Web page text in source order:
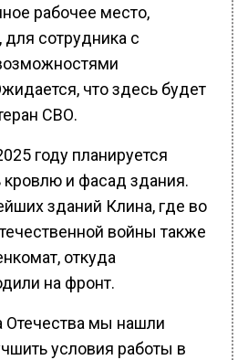
рабочее место,
для сотрудника с
что здесь будет
СВО.
году планируется
кровлю и фасад здания.
зданий Клина, где во
войны также
откуда
на фронт.
Отечества мы нашли
условия работы в